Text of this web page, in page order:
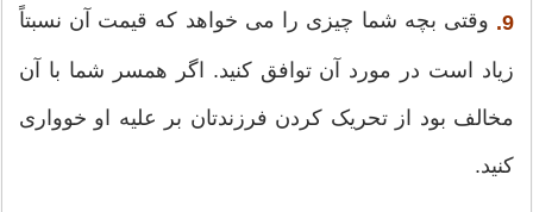
9. وقتی بچه شما چیزی را می خواهد که قیمت آن نسبتاً
زیاد است در مورد آن توافق کنید. اگر همسر شما با آن
مخالف بود از تحریک کردن فرزندتان بر علیه او خوواری
کنید.